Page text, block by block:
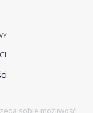
sobie możliwość